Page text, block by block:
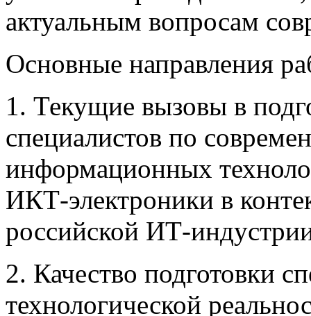
актуальным вопросам
Основные направления
1. Текущие вызовы в
специалистов по
информационных
ИКТ-электроники в
российской ИТ-
2. Качество подготовки
технологической